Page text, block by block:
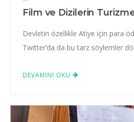
Film ve Dizilerin Turizme
Devletin özellikle Atiye için para
Twitter’da da bu tarz söylemler
DEVAMINI OKU